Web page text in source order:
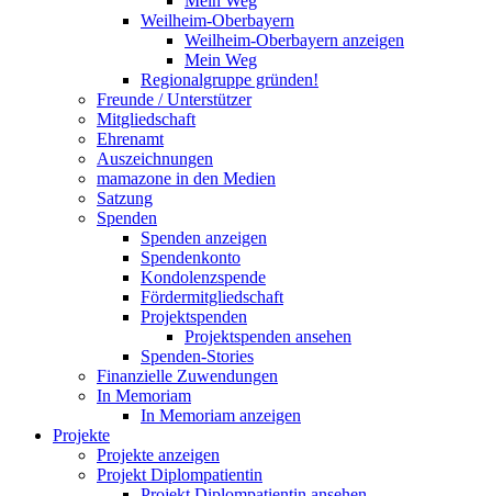
Weilheim-Oberbayern
Weilheim-Oberbayern anzeigen
Mein Weg
Regionalgruppe gründen!
Freunde / Unterstützer
Mitgliedschaft
Ehrenamt
Auszeichnungen
mamazone in den Medien
Satzung
Spenden
Spenden anzeigen
Spendenkonto
Kondolenzspende
Fördermitgliedschaft
Projektspenden
Projektspenden ansehen
Spenden-Stories
Finanzielle Zuwendungen
In Memoriam
In Memoriam anzeigen
Projekte
Projekte anzeigen
Projekt Diplompatientin